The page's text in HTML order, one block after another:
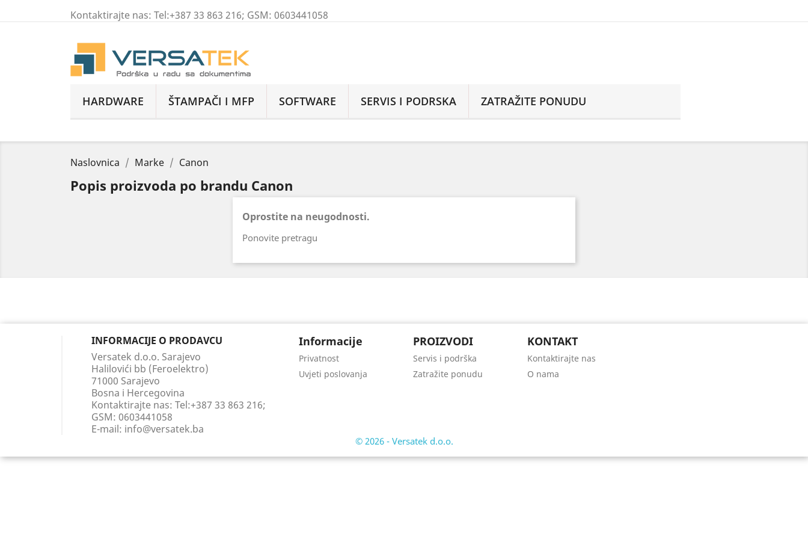
Kontaktirajte nas: Tel:+387 33 863 216; GSM: 0603441058
HARDWARE ŠTAMPAČI I MFP SOFTWARE SERVIS I PODRSKA ZATRAŽITE PONUDU
Naslovnica Marke Canon
Popis proizvoda po brandu Canon
Oprostite na neugodnosti.
Ponovite pretragu
INFORMACIJE O PRODAVCU
Versatek d.o.o. Sarajevo
Halilovići bb (Feroelektro)
71000 Sarajevo
Bosna i Hercegovina
Kontaktirajte nas: Tel:+387 33 863 216;
GSM: 0603441058
E-mail: info@versatek.ba
Informacije
Privatnost
Uvjeti poslovanja
PROIZVODI
Servis i podrška
Zatražite ponudu
KONTAKT
Kontaktirajte nas
O nama
© 2026 - Versatek d.o.o.